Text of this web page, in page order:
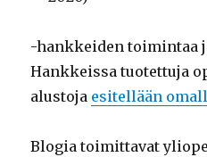
-hankkeiden toimintaa
Hankkeissa tuotettuja
alustoja esitellään
Blogia toimittavat